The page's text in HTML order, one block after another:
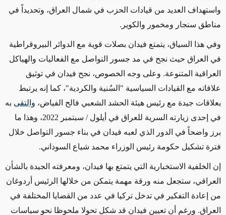
واستهداف العديد من قيادات الحزب في شمال العراق، وتحديداً في
مناطق سنجار ومخمور والكوير.
وفي هذا السياق، يتمتع فيدان بصلات قوية مع الدوائر البيروقراطية
في العراق حيث نجح في مد جسور التواصل مع الفعاليات والهياكل
العراقية المتنوعة. وعلى وجه الخصوص، نجح فيدان في توثيق
علاقاته مع القيادات السياسية "السُنية والكردية"، كما إنه يرتبط
بعلاقات جيدة مع رئيس هيئة الحشد الشعبي فالح الفياض، والتقى به
في إحدى زيارته السرية للعراق في أيلول / سبتمبر 2022، وهذا ما
برز واضحاً في الدور الذي لعبه فيدان في بناء جسور التواصل خلال
فترة تشكيل حكومة رئيس الوزراء محمد شياع السوداني.
إن الخلفية الاستخبارية التي يتمتع بها فيدان، ومعرفته الجيدة بالشأن
العراقي، ستجعل منه ورقة مهمة يتمكن من خلالها الرئيس أردوغان
من إعادة التفكير في تدخل تركيا في عدد من القضايا المختلفة في
العراق. ورغم أن تعيين فيدان قد شكل تحولا ملحوظا نحو سياسات